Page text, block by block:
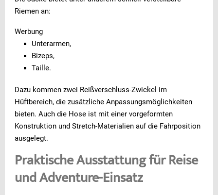
Riemen an:
Werbung
Unterarmen,
Bizeps,
Taille.
Dazu kommen zwei Reißverschluss-Zwickel im
Hüftbereich, die zusätzliche Anpassungsmöglichkeiten
bieten. Auch die Hose ist mit einer vorgeformten
Konstruktion und Stretch-Materialien auf die Fahrposition
ausgelegt.
Praktische Ausstattung für Reise
und Adventure-Einsatz